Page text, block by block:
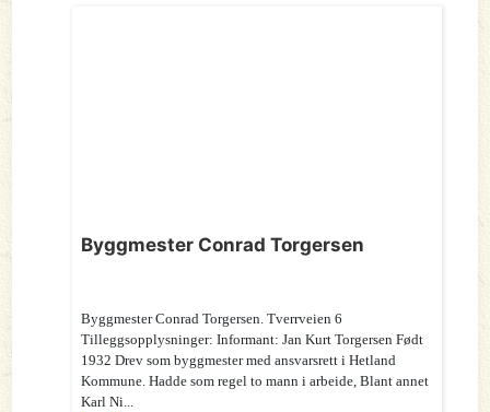
Byggmester Conrad Torgersen
Byggmester Conrad Torgersen. Tverrveien 6
Tilleggsopplysninger: Informant: Jan Kurt Torgersen Født
1932 Drev som byggmester med ansvarsrett i Hetland
Kommune. Hadde som regel to mann i arbeide, Blant annet
Karl Ni...